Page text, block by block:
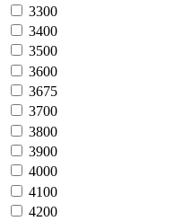
3300
3400
3500
3600
3675
3700
3800
3900
4000
4100
4200